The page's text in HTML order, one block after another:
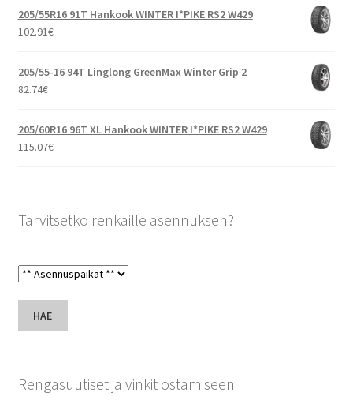
205/55R16 91T Hankook WINTER I*PIKE RS2 W429
102.91€
205/55-16 94T Linglong GreenMax Winter Grip 2
82.74€
205/60R16 96T XL Hankook WINTER I*PIKE RS2 W429
115.07€
Tarvitsetko renkaille asennuksen?
HAE
Rengasuutiset ja vinkit ostamiseen